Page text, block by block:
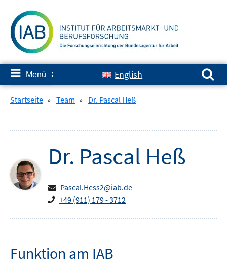
zum
Inhalt
≡ Menü ✘ English
Suchen nach:
Startseite » Team » Dr. Pascal Heß
Dr. Pascal Heß
Pascal.Hess2@iab.de
+49 (911) 179 - 3712
Funktion am IAB